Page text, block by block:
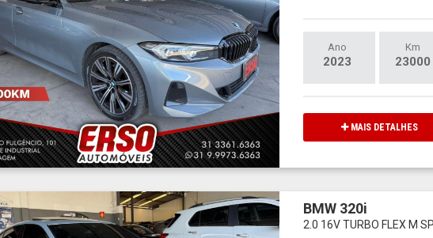
Ano
2023
Km
23000
MAIS DETALHES
BMW 320i
2.0 16V TURBO FLEX M